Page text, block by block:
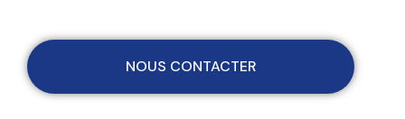
NOUS CONTACTER